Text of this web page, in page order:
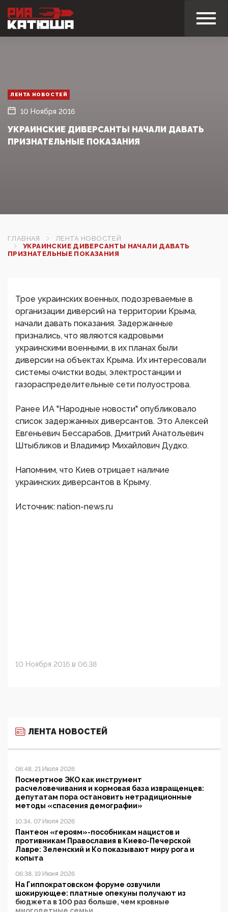
ЛЕНТА НОВОСТЕЙ
10 Ноября 2016
УКРАИНСКИЕ ДИВЕРСАНТЫ НАЧАЛИ ДАВАТЬ
ПРИЗНАТЕЛЬНЫЕ ПОКАЗАНИЯ
ГЛАВНАЯ
ЛЕНТА НОВОСТЕЙ
УКРАИНСКИЕ ДИВЕРСАНТЫ НАЧАЛИ ДАВАТЬ
ПРИЗНАТЕЛЬНЫЕ ПОКАЗАНИЯ
Трое украинских военных, подозреваемые в
организации диверсий на территории Крыма,
начали давать показания. Задержанные
признались, что являются кадровыми
украинскими военными, в их планах были
диверсии на объектах Крыма. Их интересовали
системы очистки воды, электростанции и
газораспределительные сети полуострова.
Ранее ИА "Народные новости" опубликовало
список задержанных диверсантов. Это Алексей
Евгеньевич Бессарабов, Дмитрий Анатольевич
Штыбликов и Владимир Михайлович Дудко.
Напомним, что Киев отрицает наличие
украинских диверсантов в Крыму.
Источник: nation-news.ru
10 Ноября 2016 в 06:38
ЛЕНТА НОВОСТЕЙ
06:48, 21 Июля 2026
Посмертное ЭКО как инструмент
расчеловечивания и кормовая база извращенцев:
депутатам пора остановить нетрадиционные
методы «спасения демографии»
10:34, 07 Июля 2026
Пантеон «героям»-пособникам нацистов и
противникам Православия в Киево-Печерской
Лавре: Зеленский и Ко показывают миру рога и
копыта
06:38, 19 Июня 2026
На Гиппократовском форуме озвучили
шокирующее: платные опекуны получают из
бюджета в 100 раз больше, чем кровные